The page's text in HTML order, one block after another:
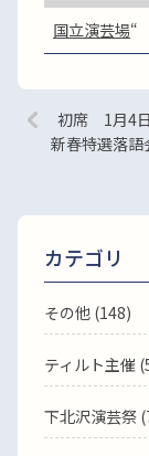
国立演芸場“
初席 1月4日
新春特選落
カテゴリ
その他 (148)
ティルト主催
下北沢演芸祭